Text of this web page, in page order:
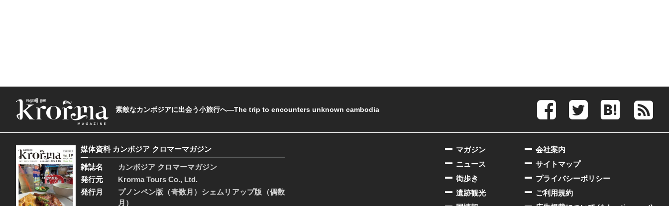
素敵なカンボジアに出会う小旅行へ―The trip to encounters unknown cambodia
媒体資料 カンボジア クロマーマガジン
雑誌名
カンボジア クロマーマガジン
発行元
Krorma Tours Co., Ltd.
発行月
プノンペン版（奇数月）シェムリアップ版（偶数
月）
会社案内
サイトマップ
プライバシーポリシー
ご利用規約
マガジン
ニュース
街歩き
遺跡観光